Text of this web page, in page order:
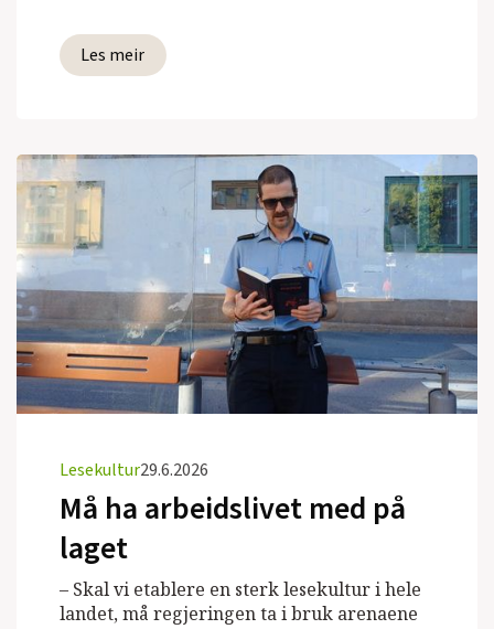
Les meir
Lesekultur29.6.2026
Må ha arbeidslivet med på
laget
– Skal vi etablere en sterk lesekultur i hele
landet, må regjeringen ta i bruk arenaene